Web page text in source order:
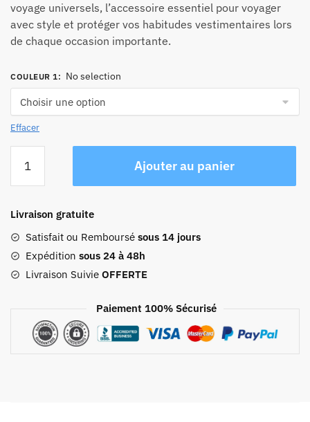
voyage universels, l’accessoire essentiel pour voyager
avec style et protéger vos habitudes vestimentaires lors
de chaque occasion importante.
COULEUR 1: No selection
Effacer
Sac
Transport
Pour
Costume
Homme
Ajouter au panier
Livraison gratuite
Satisfait ou Remboursé sous 14 jours
Expédition sous 24 à 48h
Livraison Suivie OFFERTE
Paiement 100% Sécurisé